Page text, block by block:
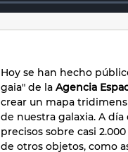
Hoy se han hecho
gaia" de la Agencia
crear un mapa
de nuestra galaxia. A
precisos sobre casi
de otros objetos, como